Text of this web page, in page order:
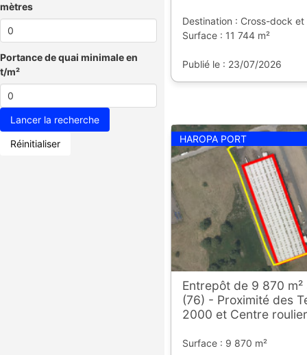
mètres
Portance de quai minimale en
t/m²
Réinitialiser
Destination : Cross-dock
Surface : 11 744 m²
Publié le : 23/07/2026
HAROPA PORT
Entrepôt de 9 870
(76) - Proximité des
2000 et Centre roulier
Surface : 9 870 m²